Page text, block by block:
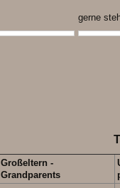
gerne
Großeltern -
Grandparents